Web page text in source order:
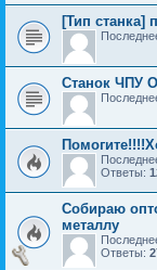
[Тип станка]
Станок ЧПУ
Ответы:
Собираю
металлу
Ответы: